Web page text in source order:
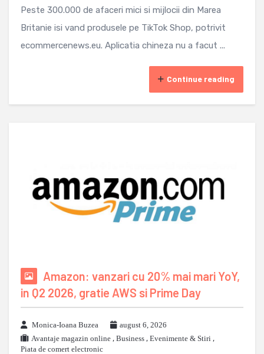
Peste 300.000 de afaceri mici si mijlocii din Marea
Britanie isi vand produsele pe TikTok Shop, potrivit
ecommercenews.eu. Aplicatia chineza nu a facut ...
Continue reading
Amazon: vanzari cu 20% mai mari YoY,
in Q2 2026, gratie AWS si Prime Day
Monica-Ioana Buzea
august 6, 2026
Avantaje magazin online , Business , Evenimente & Stiri ,
Piata de comert electronic